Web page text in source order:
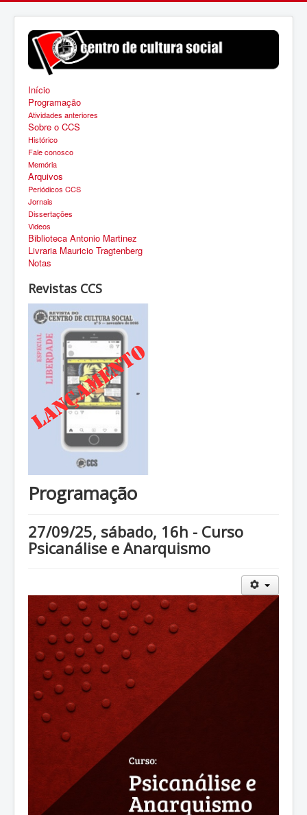
Início
Programação
Atividades anteriores
Sobre o CCS
Histórico
Fale conosco
Memória
Arquivos
Periódicos CCS
Jornais
Dissertações
Videos
Biblioteca Antonio Martinez
Livraria Mauricio Tragtenberg
Notas
Revistas CCS
Programação
27/09/25, sábado, 16h - Curso
Psicanálise e Anarquismo